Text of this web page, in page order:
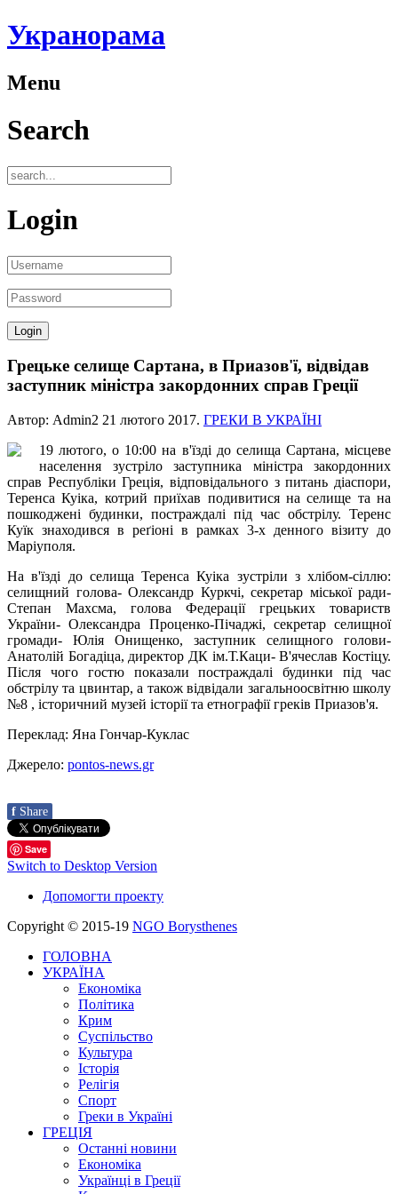
Укранорама
Menu
Search
Login
Грецьке селище Сартана, в Приазов'ї, відвідав
заступник міністра закордонних справ Греції
Автор: Admin2 21 лютого 2017. ГРЕКИ В УКРАЇНІ
19 лютого, о 10:00 на в'їзді до селища Сартана, місцеве
населення зустріло заступника міністра закордонних
справ Республіки Греція, відповідального з питань діаспори,
Теренса Куіка, котрий приїхав подивитися на селище та на
пошкоджені будинки, постраждалі під час обстрілу. Теренс
Куїк знаходився в реґіоні в рамках 3-х денного візиту до
Маріуполя.
На в'їзді до селища Теренса Куіка зустріли з хлібом-сіллю:
селищний голова- Олександр Куркчі, секретар міської ради-
Степан Махсма, голова Федерації грецьких товариств
України- Олександра Проценко-Пічаджі, секретар селищної
громади- Юлія Онищенко, заступник селищного голови-
Анатолій Богадіца, директор ДК ім.Т.Каци- В'ячеслав Костіцу.
Після чого гостю показали постраждалі будинки під час
обстрілу та цвинтар, а також відвідали загальноосвітню школу
№8 , історичний музей історії та етнографії греків Приазов'я.
Переклад: Яна Гончар-Куклас
Джерело: pontos-news.gr
f Share
Save
Switch to Desktop Version
Допомогти проекту
Copyright © 2015-19 NGO Borysthenes
ГОЛОВНА
УКРАЇНА
Економіка
Політика
Крим
Суспільство
Культура
Історія
Релігія
Спорт
Греки в Україні
ГРЕЦІЯ
Останні новини
Економіка
Українці в Греції